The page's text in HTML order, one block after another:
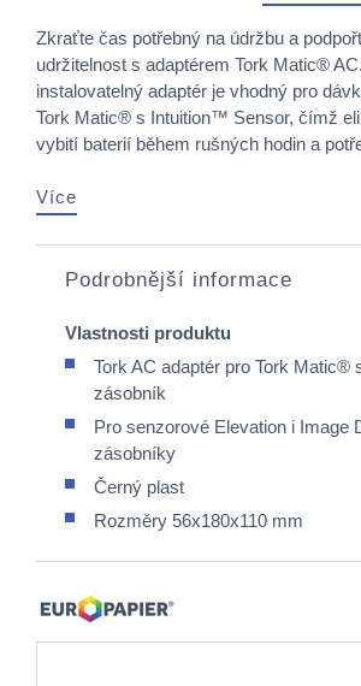
Zkraťte čas potřebný na údržbu a
udržitelnost s adaptérem Tork Matic®
instalovatelný adaptér je vhodný pro
Tork Matic® s Intuition™ Sensor, čímž
vybití baterií během rušných hodin a
Více
Podrobnější informace
Vlastnosti produktu
Tork AC adaptér pro Tork Matic®
zásobník
Pro senzorové Elevation i Image
zásobníky
Černý plast
Rozměry 56x180x110 mm